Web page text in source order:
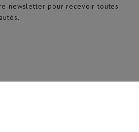
newsletter pour recevoir toutes